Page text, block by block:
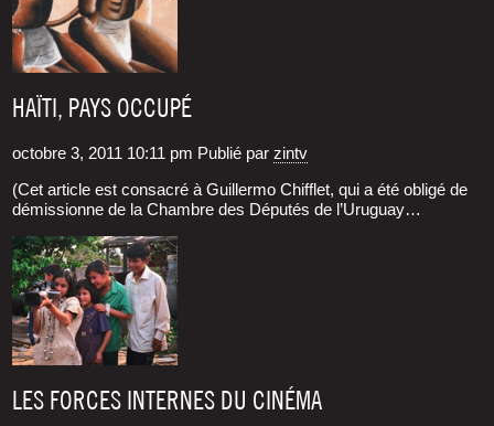
HAÏTI, PAYS OCCUPÉ
octobre 3, 2011 10:11 pm Publié parzintv
(Cet article est consacré à Guillermo Chifflet, qui a été obligé de
démissionne de la Chambre des Députés de l’Uruguay…
LES FORCES INTERNES DU CINÉMA